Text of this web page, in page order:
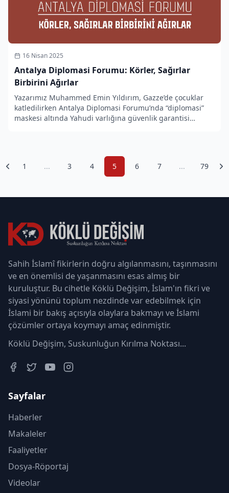
16 Nisan 2025
Antalya Diplomasi Forumu: Körler, Sağırlar
Birbirini Ağırlar
Yazarımız Muhammed Emin Yıldırım, Gazze’de çocuklar
katledilirken Antalya Diplomasi Forumu’nda “diplomasi”
maskesi altında Yahudi varlığına güvenlik garantisi
1 ... 3 4 5 6 7 ... 79
Sahih İslamî fikirlerin doğru algılanmasını, taşınmasını
ve en önemlisi de yaşanmasını esas almış bir
kuruluştur. Bu cihetle Köklü Değişim, İslam'ın fikri ve
siyasi yönünü toplum nezdinde var edebilmek için
İslami bir bakış açısıyla olaylara bakmayı ve İslami
çözümler ortaya koymayı amaç edinmiştir.
Köklü Değişim, Suskunluğun Kırılma Noktası...
Sayfalar
Haberler
Makaleler
Faaliyetler
Dosya-Röportaj
Videolar